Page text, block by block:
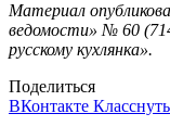
Материал
ведомости» № 60
русскому кухлянка».
Поделиться
ВКонтакте Класснуть